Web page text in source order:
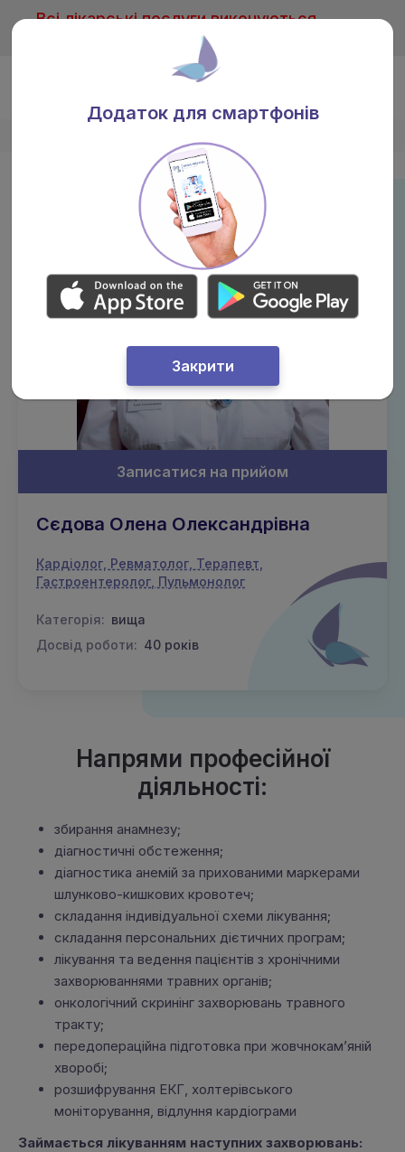
Всі лікарські послуги виконуються
тільки після консультації лікаря
Записатися на прийом
Сєдова Олена Олександрівна
Кардіолог, Ревматолог, Терапевт,
Гастроентеролог, Пульмонолог
Категорія: вища
Досвід роботи: 40 років
Напрями професійної
діяльності:
збирання анамнезу;
діагностичні обстеження;
діагностика анемій за прихованими маркерами
шлунково-кишкових кровотеч;
складання індивідуальної схеми лікування;
складання персональних дієтичних програм;
лікування та ведення пацієнтів з хронічними
захворюваннями травних органів;
онкологічний скринінг захворювань травного
тракту;
передопераційна підготовка при жовчнокам’яній
хворобі;
розшифрування ЕКГ, холтерівського
моніторування, відлуння кардіограми
Займається лікуванням наступних захворювань:
Додаток для смартфонів
Закрити